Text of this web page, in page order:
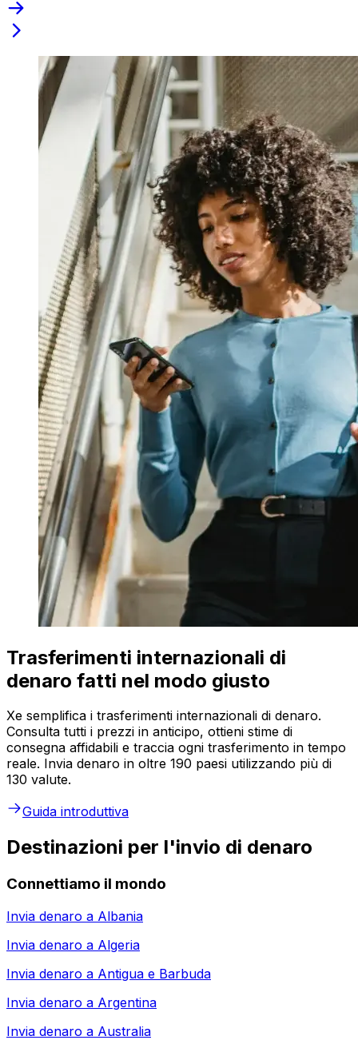
Trasferimenti internazionali di
denaro fatti nel modo giusto
Xe semplifica i trasferimenti internazionali di denaro.
Consulta tutti i prezzi in anticipo, ottieni stime di
consegna affidabili e traccia ogni trasferimento in tempo
reale. Invia denaro in oltre 190 paesi utilizzando più di
130 valute.
Guida introduttiva
Destinazioni per l'invio di denaro
Connettiamo il mondo
Invia denaro a Albania
Invia denaro a Algeria
Invia denaro a Antigua e Barbuda
Invia denaro a Argentina
Invia denaro a Australia